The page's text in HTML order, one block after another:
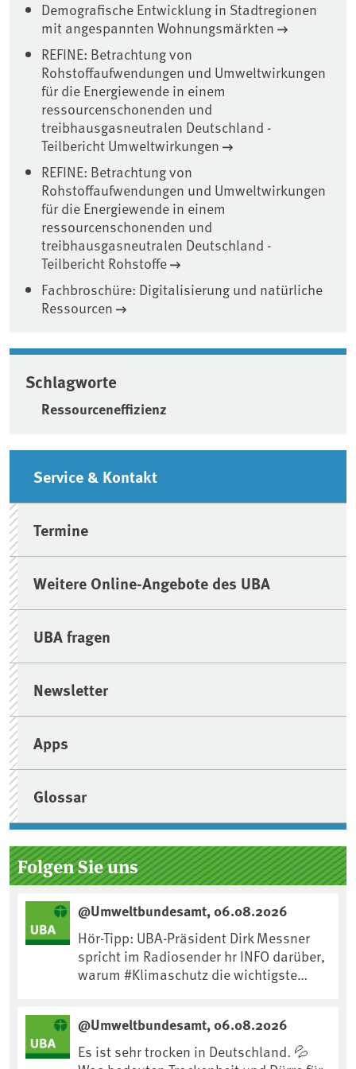
Demografische Entwicklung in Stadtregionen
mit angespannten Wohnungsmärkten
REFINE: Betrachtung von
Rohstoffaufwendungen und Umweltwirkungen
für die Energiewende in einem
ressourcenschonenden und
treibhausgasneutralen Deutschland -
Teilbericht Umweltwirkungen
REFINE: Betrachtung von
Rohstoffaufwendungen und Umweltwirkungen
für die Energiewende in einem
ressourcenschonenden und
treibhausgasneutralen Deutschland -
Teilbericht Rohstoffe
Fachbroschüre: Digitalisierung und natürliche
Ressourcen
Schlagworte
Ressourceneffizienz
Seitenleiste
Service & Kontakt
Termine
Weitere Online-Angebote des UBA
UBA fragen
Newsletter
Apps
Glossar
Folgen Sie uns
@Umweltbundesamt, 06.08.2026
Hör-Tipp: UBA-Präsident Dirk Messner
spricht im Radiosender hr INFO darüber,
warum #Klimaschutz die wichtigste
https://www.ardsounds.de/episode/urn
:ard:episode:0e7cf1c4b819c26d/
@Umweltbundesamt, 06.08.2026
Es ist sehr trocken in Deutschland. 💦